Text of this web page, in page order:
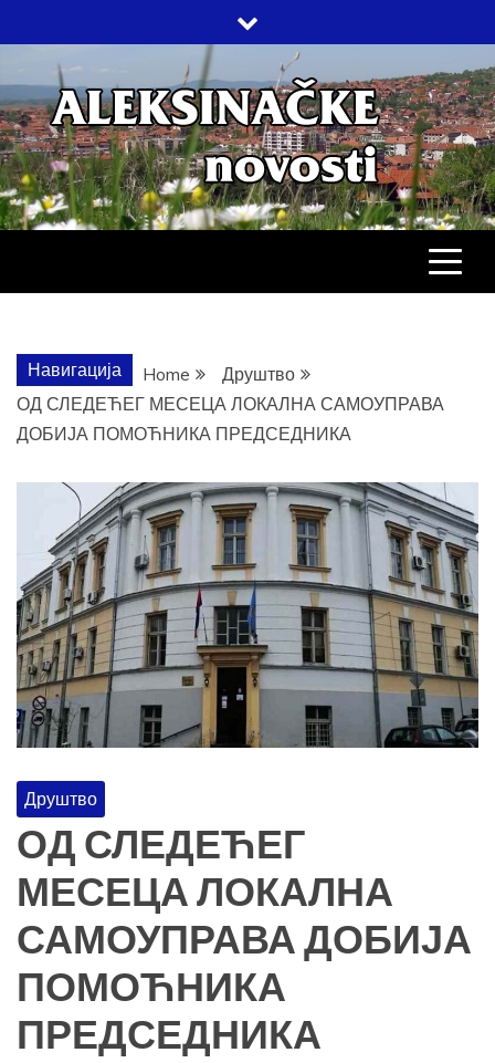
to
content
НОВОСТИ
ДРУШТВО, КУЛТУРА, ЕКОНОМИЈА,
СПОРТ, ПОСЛОВНИ ИМЕНИК,
Навигација Home
Друштво
ОД СЛЕДЕЋЕГ МЕСЕЦА ЛОКАЛНА САМОУПРАВА
ДОБИЈА ПОМОЋНИКА ПРЕДСЕДНИКА
Друштво
ОД СЛЕДЕЋЕГ
МЕСЕЦА ЛОКАЛНА
САМОУПРАВА ДОБИЈА
ПОМОЋНИКА
ПРЕДСЕДНИКА